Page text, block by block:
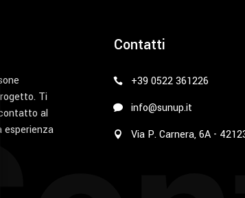
Ti
al
esperienza
Contatti
+39 0522 361226
info@sunup.it
Via P. Carnera, 6A -